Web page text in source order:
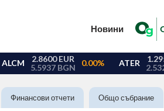
Новини
Финансови отчети Общо събрание